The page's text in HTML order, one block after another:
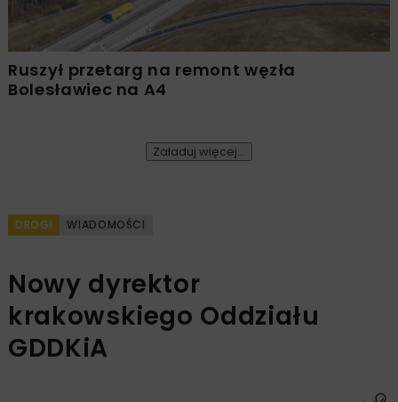
Ruszył przetarg na remont węzła
Bolesławiec na A4
Załaduj więcej...
DROGI WIADOMOŚCI
Nowy dyrektor
krakowskiego Oddziału
GDDKiA